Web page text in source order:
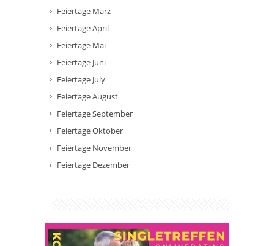
Feiertage März
Feiertage April
Feiertage Mai
Feiertage Juni
Feiertage July
Feiertage August
Feiertage September
Feiertage Oktober
Feiertage November
Feiertage Dezember